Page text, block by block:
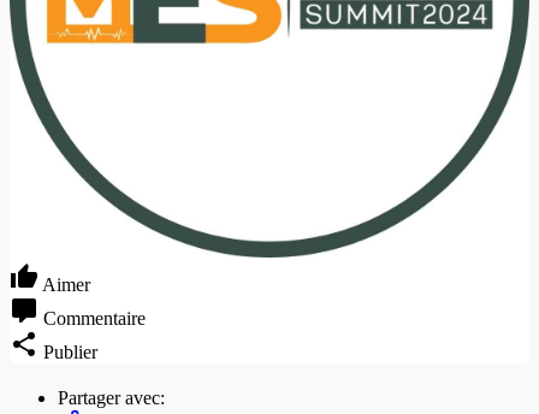
Aimer
Commentaire
Publier
Partager avec: